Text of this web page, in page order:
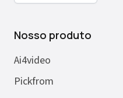
Nosso produto
Ai4video
Pickfrom